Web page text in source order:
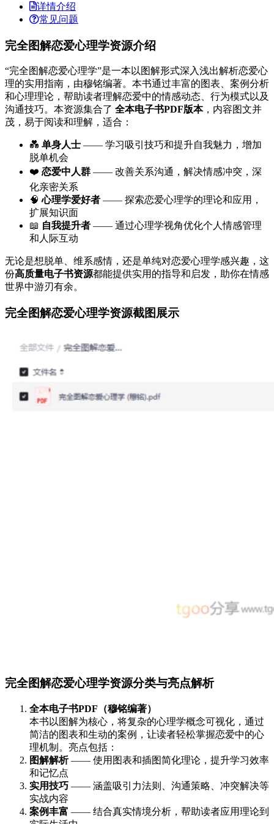
详情介绍
常见问题
完全图解恋爱心理学资源介绍
“完全图解恋爱心理学”是一本以图解形式深入浅出解析恋爱心
理的实用指南，由穆铭编著。本书通过丰富的图表、案例分析
和心理理论，帮助读者理解恋爱中的情感动态、行为模式以及
沟通技巧。本资源集合了 全本电子书PDF版本，内容图文并
茂，易于阅读和理解，适合：
💑 单身人士 —— 学习吸引技巧和提升自我魅力，增加
脱单机会
❤️ 恋爱中人群 —— 改善关系沟通，解决情感冲突，深
化亲密关系
🧠心理学爱好者 —— 探索恋爱心理学的理论和应用，
扩展知识面
📖 自我提升者 —— 通过心理学视角优化个人情感管理
和人际互动
无论是想脱单、维系感情，还是单纯对恋爱心理学感兴趣，这
份高质量电子书资源都能提供实用的指导和启发，助你在情感
世界中游刃有余。
完全图解恋爱心理学资源截图展示
完全图解恋爱心理学资源分类与亮点解析
全本电子书PDF（穆铭编著）
本书以图解为核心，将复杂的心理学概念可视化，通过
简洁的图表和生动的案例，让读者轻松掌握恋爱中的心
理机制。亮点包括：
图解解析—— 使用图表和插图简化理论，提升学习效率
和记忆点
实用技巧 —— 涵盖吸引力法则、沟通策略、冲突解决等
实战内容
案例丰富 —— 结合真实情境分析，帮助读者应用理论到